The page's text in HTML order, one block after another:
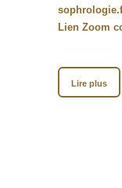
Lien Zoom
Lire plus